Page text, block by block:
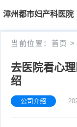
漳州都市妇产科医院
首
页
首
当前位置： 首页 >
去医院看心
绍
公司介绍